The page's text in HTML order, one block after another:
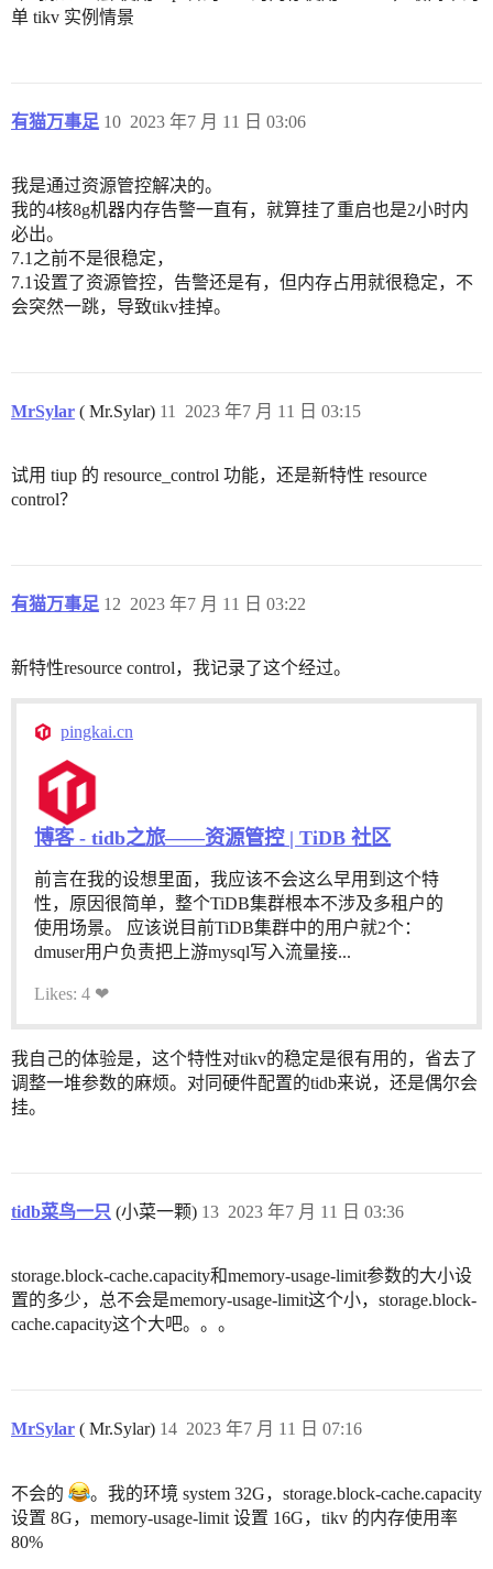
单 tikv 实例情景
有猫万事足 2023 年7 月 11 日 03:06
10
我是通过资源管控解决的。
我的4核8g机器内存告警一直有，就算挂了重启也是2小时内
必出。
7.1之前不是很稳定，
7.1设置了资源管控，告警还是有，但内存占用就很稳定，不
会突然一跳，导致tikv挂掉。
MrSylar ( Mr.Sylar) 2023 年7 月 11 日 03:15
11
试用 tiup 的 resource_control 功能，还是新特性 resource
control？
有猫万事足 2023 年7 月 11 日 03:22
12
新特性resource control，我记录了这个经过。
pingkai.cn
博客 - tidb之旅——资源管控 | TiDB 社区
前言在我的设想里面，我应该不会这么早用到这个特
性，原因很简单，整个TiDB集群根本不涉及多租户的
使用场景。 应该说目前TiDB集群中的用户就2个：
dmuser用户负责把上游mysql写入流量接...
Likes: 4 ❤
我自己的体验是，这个特性对tikv的稳定是很有用的，省去了
调整一堆参数的麻烦。对同硬件配置的tidb来说，还是偶尔会
挂。
tidb菜鸟一只 (小菜一颗) 2023 年7 月 11 日 03:36
13
storage.block-cache.capacity和memory-usage-limit参数的大小设
置的多少，总不会是memory-usage-limit这个小，storage.block-
cache.capacity这个大吧。。。
MrSylar ( Mr.Sylar) 2023 年7 月 11 日 07:16
14
不会的
。我的环境 system 32G，storage.block-cache.capacity
设置 8G，memory-usage-limit 设置 16G，tikv 的内存使用率
80%